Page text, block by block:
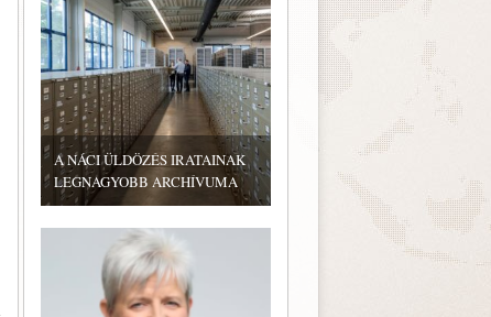
A NÁCI ÜLDÖZÉS IRATAINAK
LEGNAGYOBB ARCHÍVUMA